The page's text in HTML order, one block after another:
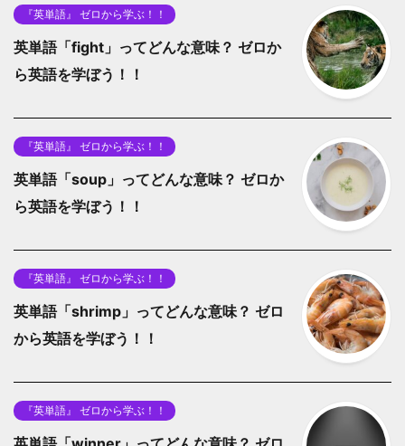
『英単語』 ゼロから学ぶ！！
英単語「fight」ってどんな意味？ ゼロか
ら英語を学ぼう！！
『英単語』 ゼロから学ぶ！！
英単語「soup」ってどんな意味？ ゼロか
ら英語を学ぼう！！
『英単語』 ゼロから学ぶ！！
英単語「shrimp」ってどんな意味？ ゼロ
から英語を学ぼう！！
『英単語』 ゼロから学ぶ！！